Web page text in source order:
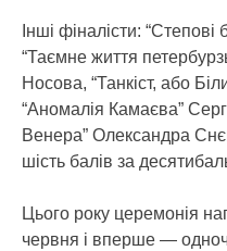
Інші фіналісти:
“Таємне життя
Носова, “Танкіст, або
“Аномалія Камаєва”
Венера” Олександра
шість балів за
Цього року церемонія
червня і вперше —